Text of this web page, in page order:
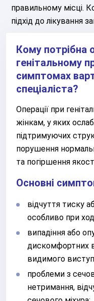
правильному місці.
підхід до лікування
Кому потрібна
генітальному
симптомах
спеціаліста?
Операції при
жінкам, у яких
підтримуючих
порушення
та погіршення
Основні
відчуття тиску
особливо при
випадіння або
дискомфортних
видимого
проблеми з
нетримання,